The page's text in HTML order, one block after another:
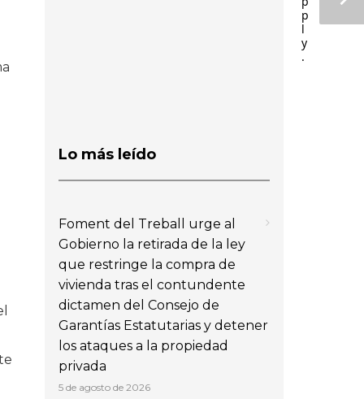
p
l
y
.
Lo más leído
Foment del Treball urge al
Gobierno la retirada de la ley
que restringe la compra de
vivienda tras el contundente
dictamen del Consejo de
Garantías Estatutarias y detener
los ataques a la propiedad
privada
5 de agosto de 2026